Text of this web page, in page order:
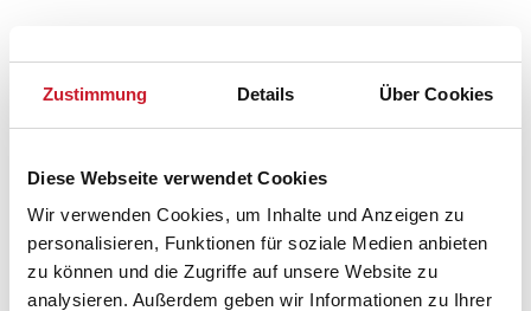
Zustimmung Details Über Cookies
Diese Webseite verwendet Cookies
Wir verwenden Cookies, um Inhalte und Anzeigen zu
personalisieren, Funktionen für soziale Medien anbieten
zu können und die Zugriffe auf unsere Website zu
analysieren. Außerdem geben wir Informationen zu Ihrer